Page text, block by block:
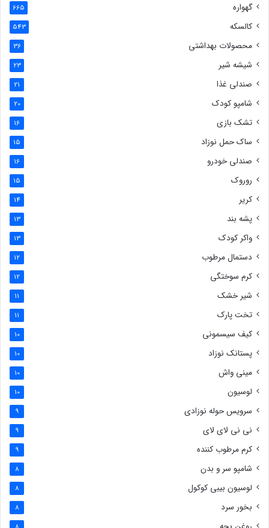
گهواره 665
کالسکه 543
محصولات بهداشتی 36
شیشه شیر 23
صندلی غذا 21
شامپو کودک 20
تشک بازی 16
ساک حمل نوزاد 15
صندلی خودرو 16
روروک 15
کریر 14
پشه بند 13
واکر کودک 13
دستمال مرطوب 12
کرم سوختگی 12
شیر خشک 11
تخت پارک 11
کیف سیسمونی 10
پستانک نوزاد 10
مینی واش 10
لوسیون 10
سرویس حوله نوزادی 9
نی نی لای لای 9
کرم مرطوب کننده 9
شامپو سر و بدن 8
لوسیون بیبی کوکول 8
بخور سرد 8